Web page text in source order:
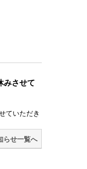
みさせて
ていただき
らせ一覧へ